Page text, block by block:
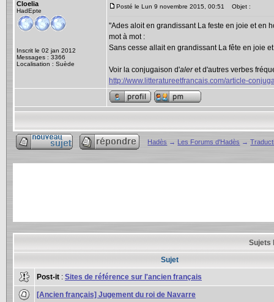
Cloelia
HadEpte
Inscrit le 02 jan 2012
Messages : 3366
Localisation : Suède
Posté le Lun 9 novembre 2015, 00:51 Objet :
"Ades aloit en grandissant La feste en joie et en
mot à mot :
Sans cesse allait en grandissant La fête en joie
Voir la conjugaison d'aleret d'autres verbes
http://www.litteratureetfrancais.com/article-
Hadès → Les Forums d'Hadès →
Sujets
Sujet
Post-it : Sites de référence sur l'ancien français
[Ancien français] Jugement du roi de Navarre